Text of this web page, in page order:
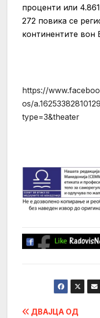
проценти или
272 повика се
континентите вон
https://
os/
type=3&theater
ДВАЈЦА ОД